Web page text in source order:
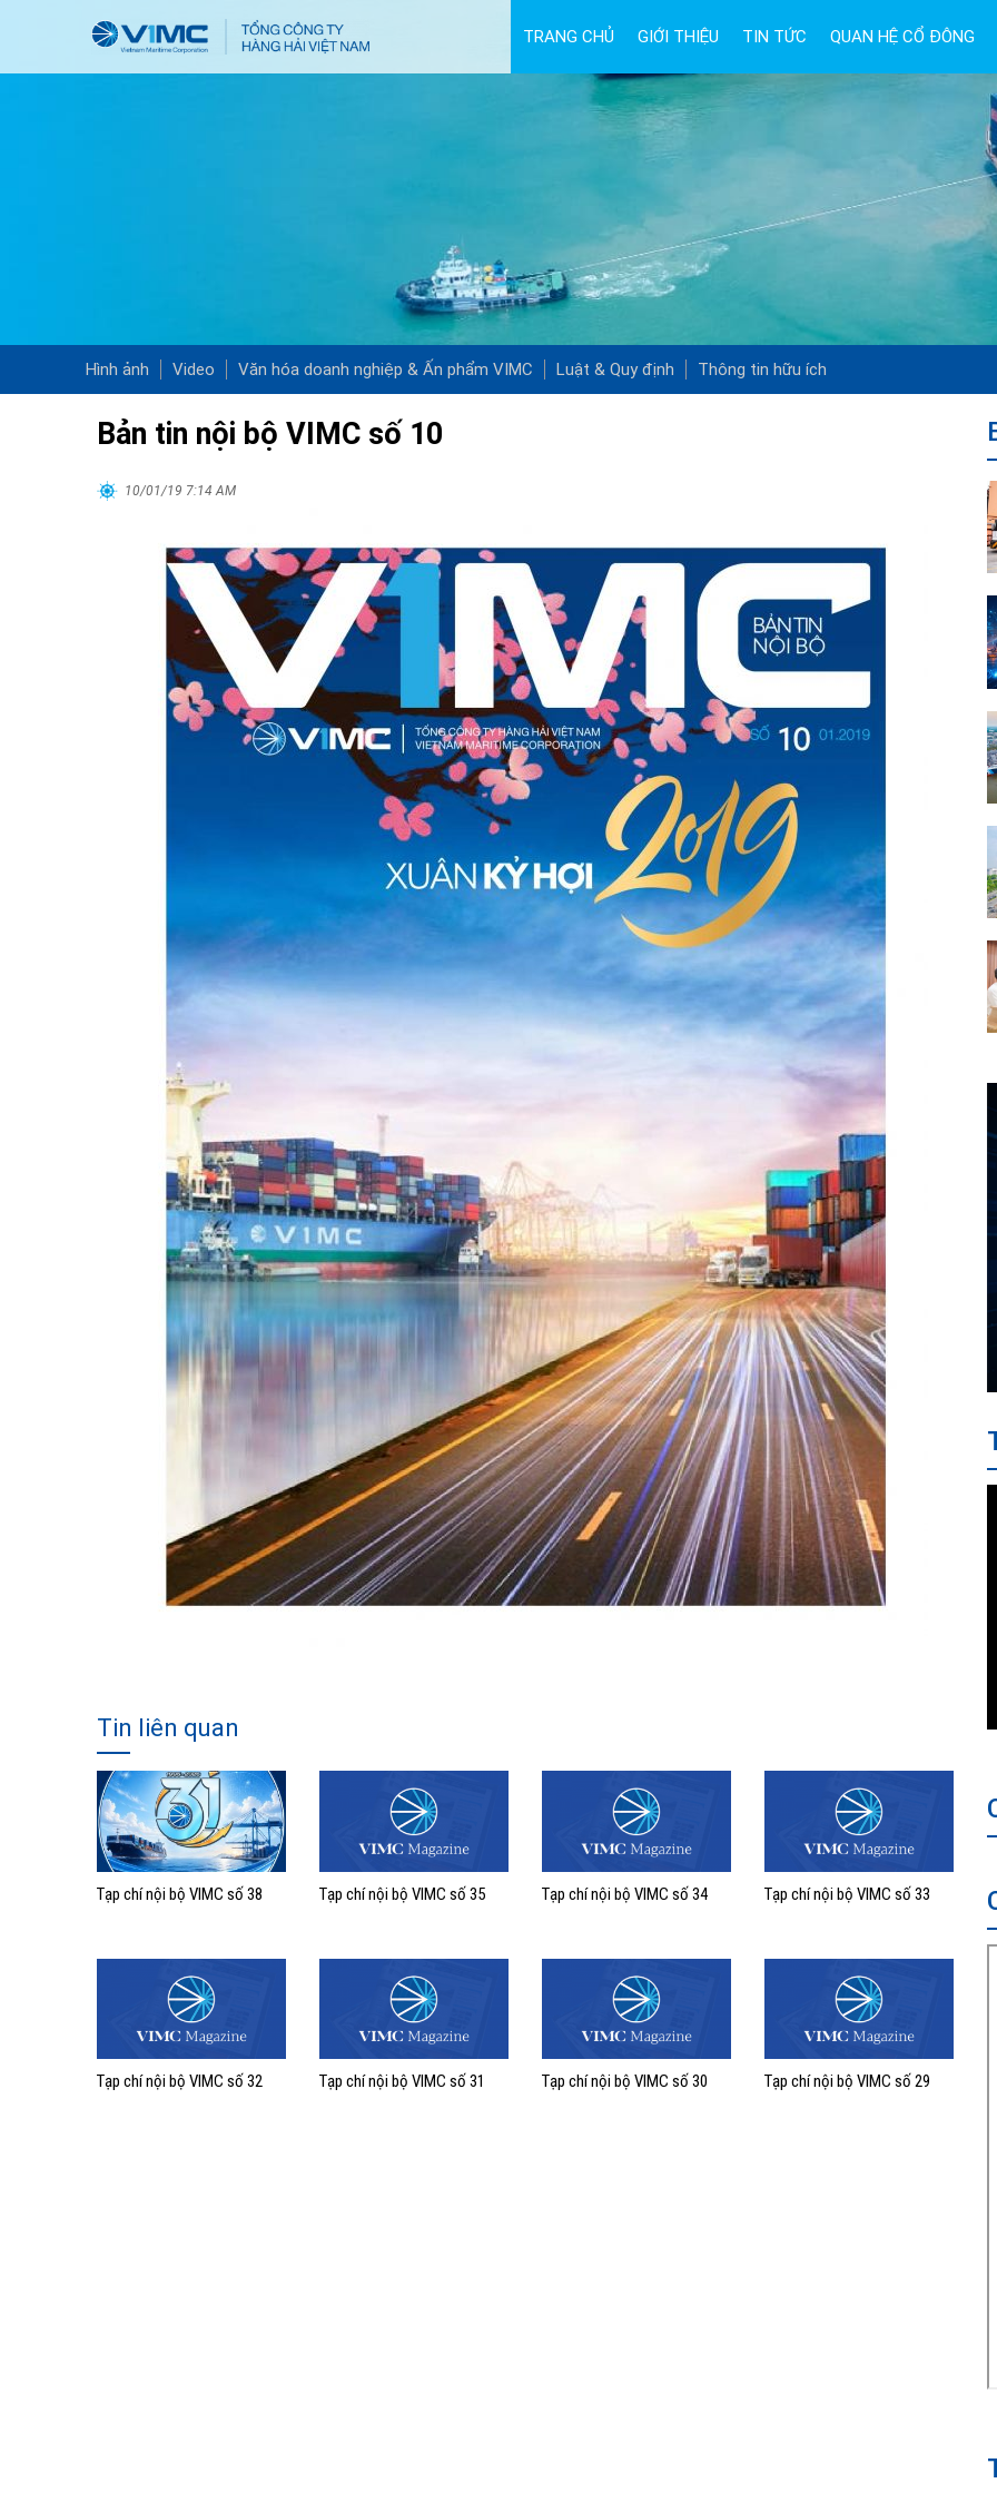
TRANG CHỦ GIỚI THIỆU TIN TỨC QUAN HỆ CỔ ĐÔNG
Hình ảnh Video Văn hóa doanh nghiệp & Ấn phẩm VIMC Luật & Quy định Thông tin hữu ích
Bản tin nội bộ VIMC số 10
10/01/19 7:14 AM
Tin liên quan
Tạp chí nội bộ VIMC số 38 Tạp chí nội bộ VIMC số 35 Tạp chí nội bộ VIMC số 34 Tạp chí nội bộ VIMC số 33
Tạp chí nội bộ VIMC số 32 Tạp chí nội bộ VIMC số 31 Tạp chí nội bộ VIMC số 30 Tạp chí nội bộ VIMC số 29